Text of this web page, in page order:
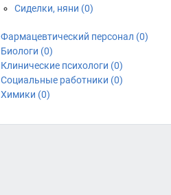
Сиделки, няни (0)
Фармацевтический персонал (0)
Биологи (0)
Клинические психологи (0)
Социальные работники (0)
Химики (0)